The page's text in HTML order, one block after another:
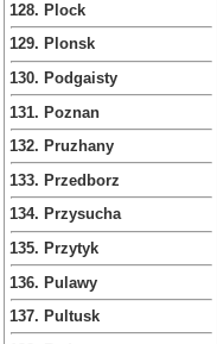
128. Plock
129. Plonsk
130. Podgaisty
131. Poznan
132. Pruzhany
133. Przedborz
134. Przysucha
135. Przytyk
136. Pulawy
137. Pultusk